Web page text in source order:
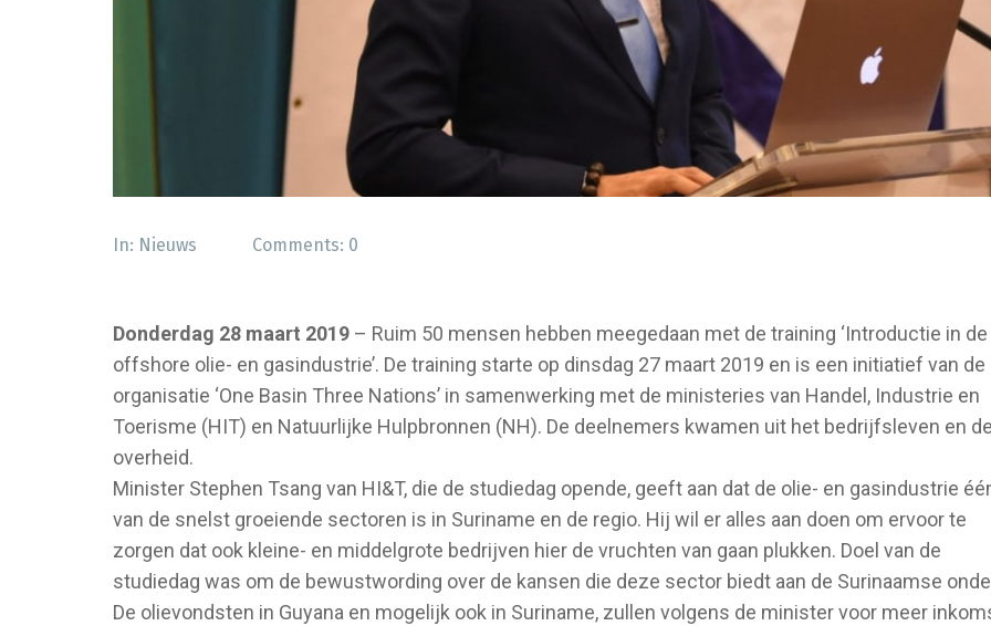
In: Nieuws Comments: 0
Donderdag 28 maart 2019 – Ruim 50 mensen hebben meegedaan met de training ‘Introductie in de
offshore olie- en gasindustrie’. De training starte op dinsdag 27 maart 2019 en is een initiatief van de
organisatie ‘One Basin Three Nations’ in samenwerking met de ministeries van Handel, Industrie en
Toerisme (HIT) en Natuurlijke Hulpbronnen (NH). De deelnemers kwamen uit het bedrijfsleven en
overheid.
Minister Stephen Tsang van HI&T, die de studiedag opende, geeft aan dat de olie- en gasindustrie
van de snelst groeiende sectoren is in Suriname en de regio. Hij wil er alles aan doen om ervoor te
zorgen dat ook kleine- en middelgrote bedrijven hier de vruchten van gaan plukken. Doel van de
studiedag was om de bewustwording over de kansen die deze sector biedt aan de Surinaamse
De olievondsten in Guyana en mogelijk ook in Suriname, zullen volgens de minister voor meer